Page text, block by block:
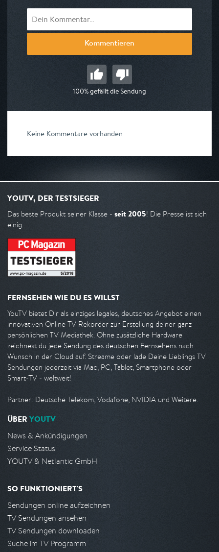
Kommentieren
100% gefällt die Sendung
Keine Kommentare vorhanden
YOUTV, DER TESTSIEGER
Das beste Produkt seiner Klasse - seit 2005! Die Presse ist sich
einig.
FERNSEHEN WIE DU ES WILLST
YouTV bietet Dir als einziges legales, deutsches Angebot einen
innovativen Online TV Rekorder zur Erstellung deiner ganz
persönlichen TV Mediathek. Ohne zusätzliche Hardware
zeichnest du jede Sendung des deutschen Fernsehens nach
Wunsch in der Cloud auf. Streame oder lade Deine Lieblings TV
Sendungen jederzeit via Mac, PC, Tablet, Smartphone oder
Smart-TV - weltweit!
Partner: Deutsche Telekom, Vodafone, NVIDIA und Weitere.
ÜBER YOUTV
News & Ankündigungen
Service Status
YOUTV & Netlantic GmbH
SO FUNKTIONIERT'S
Sendungen online aufzeichnen
TV Sendungen ansehen
TV Sendungen downloaden
Suche im TV Programm